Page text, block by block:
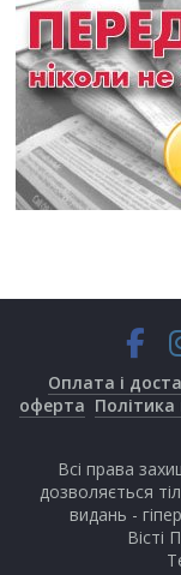
Оплата і
оферта Політика
Всі права
дозволяється
видань -
Вісті